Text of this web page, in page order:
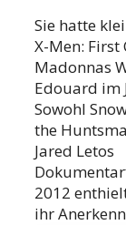
Sie hatte
X-Men: First
Madonnas
Edouard im
Sowohl
the
Jared Letos
2012
ihr